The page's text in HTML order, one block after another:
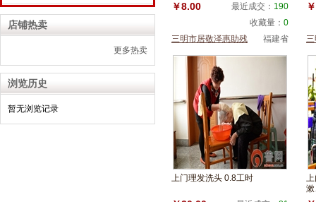
店铺热卖
更多热卖
浏览历史
暂无浏览记录
￥8.00 最近成交： 190
收藏量： 0
三明市居敬泽惠助残
福建省
上门理发洗头 0.8工时